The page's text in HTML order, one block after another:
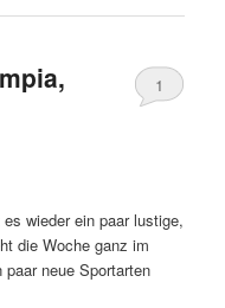
1
wieder ein paar lustige,
die Woche ganz im
paar neue Sportarten